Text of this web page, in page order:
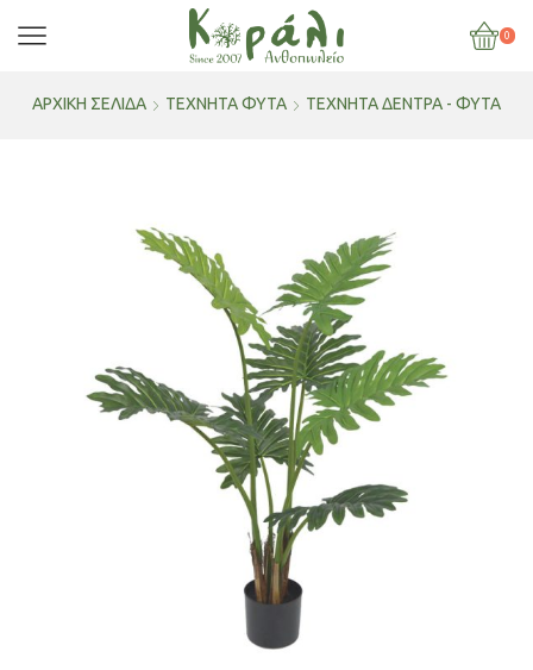
0
ΑΡΧΙΚΉ ΣΕΛΊΔΑ ΤΕΧΝΗΤΑ ΦΥΤΑ ΤΕΧΝΗΤΆ ΔΈΝΤΡΑ - ΦΥΤΆ